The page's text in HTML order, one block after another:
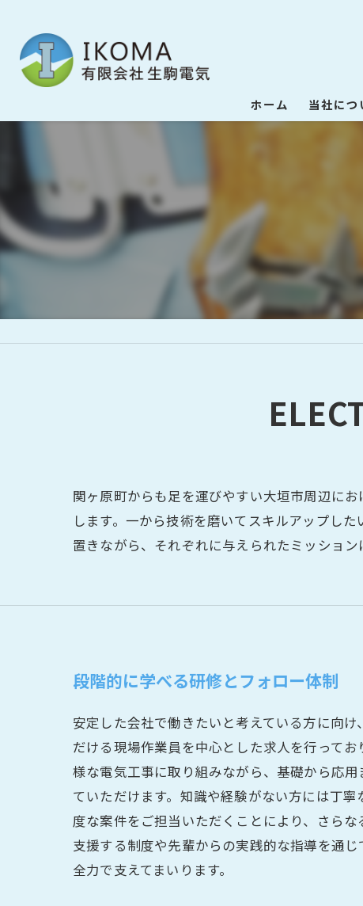
ホーム 当社につ
関ヶ原町からも足を運びやすい大垣市周辺に
します。一から技術を磨いてスキルアップし
置きながら、それぞれに与えられたミッショ
段階的に学べる研修とフォロー体制
安定した会社で働きたいと考えている方に向
だける現場作業員を中心とした求人を行って
様な電気工事に取り組みながら、基礎から応
ていただけます。知識や経験がない方には丁
度な案件をご担当いただくことにより、さら
支援する制度や先輩からの実践的な指導を通
全力で支えてまいります。